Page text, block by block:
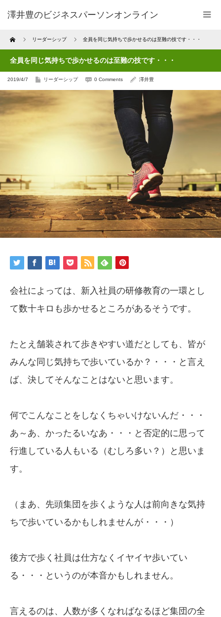
澤井豊のビジネスパーソンオンライン
Home リーダーシップ 全員を同じ気持ちで歩かせるのは至難の技です・・・
全員を同じ気持ちで歩かせるのは至難の技です・・・
2019/4/7 リーダーシップ 0 Comments 澤井豊
会社によっては、新入社員の研修教育の一環とし
て数十キロも歩かせるところがあるそうです。
たとえ舗装されて歩きやすい道だとしても、皆が
みんな同じ気持ちで歩いているか？・・・と言え
ば、決してそんなことはないと思います。
何でこんなことをしなくちゃいけないんだ・・・
あ～あ、かったるいなあ・・・と否定的に思って
行進している人もいる（むしろ多い？）と思いま
す。
（まあ、先頭集団を歩くような人は前向きな気持
ちで歩いているかもしれませんが・・・）
後方で歩く社員は仕方なくイヤイヤ歩いてい
る・・・というのが本音かもしれません。
言えるのは、人数が多くなればなるほど集団の全